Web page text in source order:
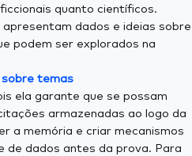
quanto científicos.
dados e ideias sobre
podem ser explorados na
temas
ela garante que se possam
armazenadas ao logo da
a memória e criar mecanismos
de dados antes da prova. Para